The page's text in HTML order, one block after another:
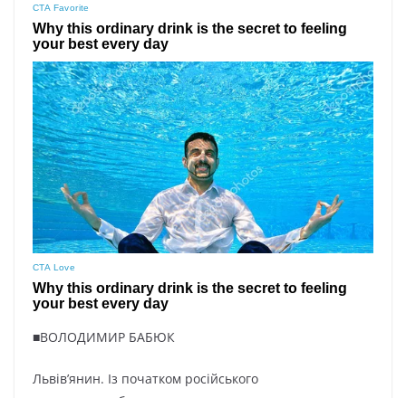
■ВОЛОДИМИР БАБЮК
Львів’янин. Із початком російського